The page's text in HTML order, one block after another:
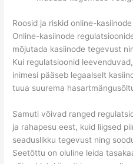
Roosid ja riskid online-
Online-kasiinode
mõjutada kasiinode tegevust
Kui regulatsioonid
inimesi pääseb legaalselt
tuua suurema
Samuti võivad ranged
ja rahapesu eest, kuid liigsed
seaduslikku tegevust ning
Seetõttu on oluline leida